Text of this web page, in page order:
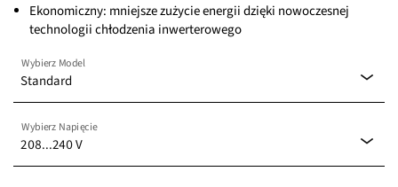
Ekonomiczny: mniejsze zużycie energii dzięki nowoczesnej
technologii chłodzenia inwerterowego
Standard
Wybierz Model
Standard
208...240 V
Wybierz Napięcie